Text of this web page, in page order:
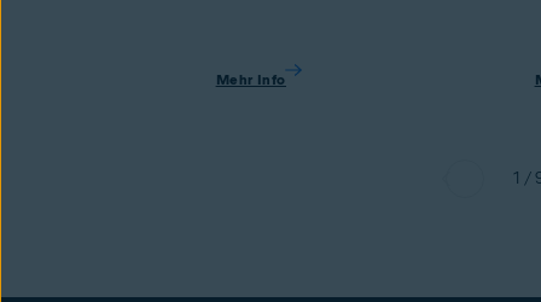
Mehr Info
1 /